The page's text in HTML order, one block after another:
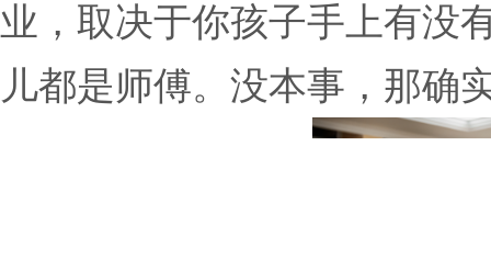
业，取决于你孩子手上有没
儿都是师傅。没本事，那确